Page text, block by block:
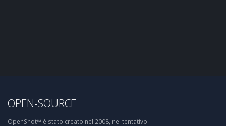
OPEN-SOURCE
OpenShot™ è stato creato nel 2008, nel tentativo